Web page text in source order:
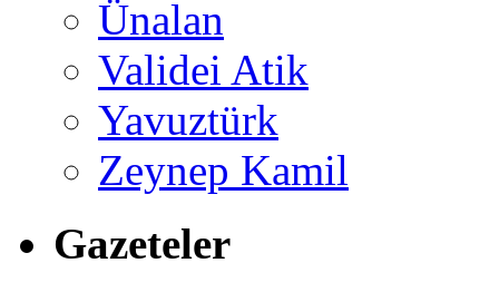
Ünalan
Validei Atik
Yavuztürk
Zeynep Kamil
Gazeteler